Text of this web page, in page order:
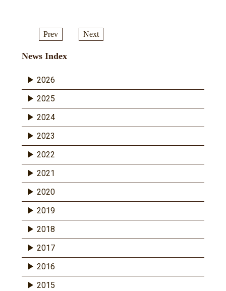
Prev Next
News Index
2026
2025
2024
2023
2022
2021
2020
2019
2018
2017
2016
2015